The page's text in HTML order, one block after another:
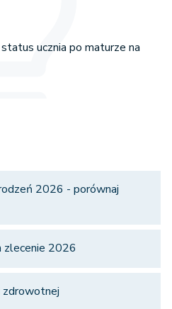
ucznia po maturze na
2026 - porównaj
zlecenie 2026
zdrowotnej